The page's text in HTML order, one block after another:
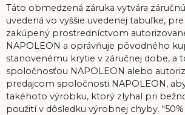
Táto obmedzená záruka vytvára
uvedená vo vyššie uvedenej tabuľke,
zakúpený prostredníctvom
NAPOLEON a oprávňuje pôvodného
stanovenému krytie v záručnej dobe, a
spoločnosťou NAPOLEON alebo
predajcom spoločnosti NAPOLEON,
takéhoto výrobku, ktorý zlyhal pri
použití v dôsledku výrobnej chyby. "50%